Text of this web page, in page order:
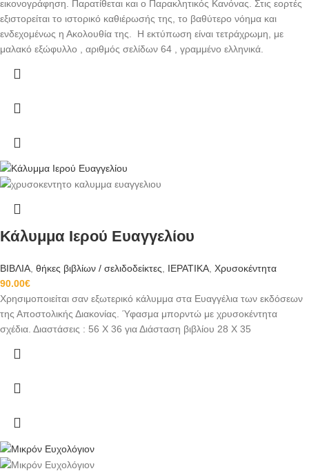
εικονογράφηση. Παρατίθεται και ο Παρακλητικός Κανόνας. Στις εορτές
εξιστορείται το ιστορικό καθιέρωσής της, το βαθύτερο νόημα και
ενδεχομένως η Ακολουθία της. Η εκτύπωση είναι τετράχρωμη, με
μαλακό εξώφυλλο , αριθμός σελίδων 64 , γραμμένο ελληνικά.
Κάλυμμα Ιερού Ευαγγελίου
ΒΙΒΛΙΑ, θήκες βιβλίων / σελιδοδείκτες, ΙΕΡΑΤΙΚΑ, Χρυσοκέντητα
90.00€
Χρησιμοποιείται σαν εξωτερικό κάλυμμα στα Ευαγγέλια των εκδόσεων
της Αποστολικής Διακονίας. Ύφασμα μπορντώ με χρυσοκέντητα
σχέδια. Διαστάσεις : 56 Χ 36 για Διάσταση βιβλίου 28 Χ 35